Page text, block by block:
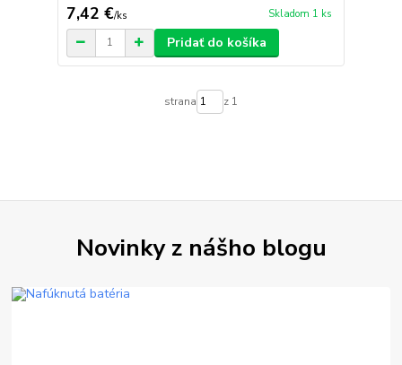
7,42 €/ks Skladom 1 ks
Pridať do košíka
strana z 1
Novinky z nášho blogu